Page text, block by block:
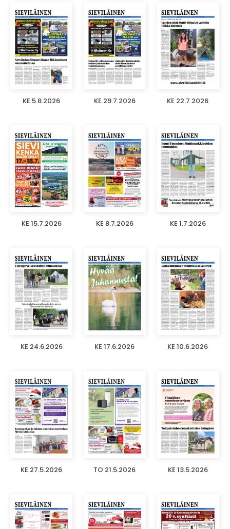
KE 5.8.2026 KE 29.7.2026 KE 22.7.2026
KE 15.7.2026 KE 8.7.2026 KE 1.7.2026
KE 24.6.2026 KE 17.6.2026 KE 10.6.2026
KE 27.5.2026 TO 21.5.2026 KE 13.5.2026